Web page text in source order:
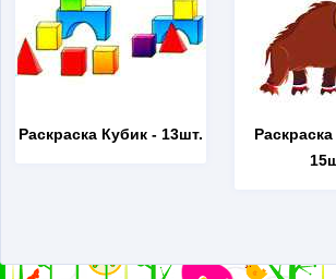
Раскраска Кубик - 13шт.